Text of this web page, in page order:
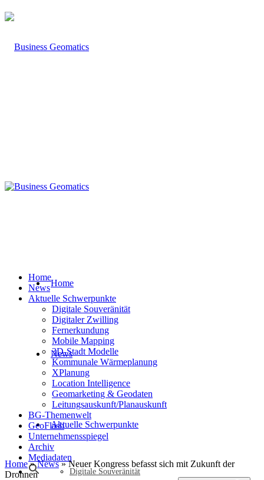
Home
News
Aktuelle Schwerpunkte
Digitale Souveränität
Home
News
Aktuelle Schwerpunkte
Digitale Souveränität
Digitaler Zwilling
Fernerkundung
Mobile Mapping
3D-Stadt Modelle
Kommunale Wärmeplanung
XPlanung
Location Intelligence
Geomarketing & Geodaten
Leitungsauskunft/Planauskunft
BG-Themenwelt
GeoFlash
Unternehmensspiegel
Archiv
Mediadaten
Home»News»Neuer Kongress befasst sich mit Zukunft der
Drohnen